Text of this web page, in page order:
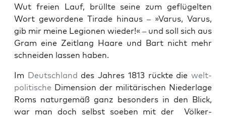
Wut freien Lauf, brüllte seine zum geflügel­ten
Wort gewor­dene Tirade hin­aus – »Varus, Varus,
gib mir meine Legio­nen wieder!« – und soll sich aus
Gram eine Zeit­lang Haare und Bart nicht mehr
schnei­den lassen haben.
Im Deutsch­land des Jahres 1813 rück­te diewelt­
poli­tis­che Dimen­sion der mil­itärischen Nieder­lage
Roms naturgemäß ganz beson­ders in den Blick,
war man doch selb­st soeben mit der Völk­er­